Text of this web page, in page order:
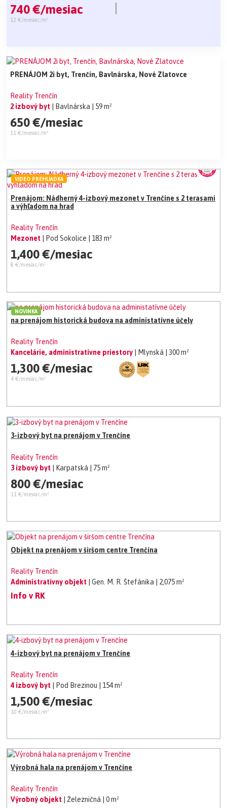
740 €/mesiac
12 €/mesiac/m²
PRENÁJOM 2i byt, Trenčín, Bavlnárska, Nové Zlatovce
Reality Trenčín
2 izbový byt
| Bavlnárska | 59 m²
650 €/mesiac
11 €/mesiac/m²
Prenájom: Nádherný 4-izbový mezonet v Trenčíne s 2 terasami
a výhľadom na hrad
Reality Trenčín
Mezonet
| Pod Sokolice | 183 m²
1,400 €/mesiac
8 €/mesiac/m²
VIDEO PREHLIADKA
na prenájom historická budova na administatívne účely
Reality Trenčín
Kancelárie, administratívne priestory
| Mlynská | 300 m²
1,300 €/mesiac
4 €/mesiac/m²
NOVINKA
3-izbový byt na prenájom v Trenčíne
Reality Trenčín
3 izbový byt
| Karpatská | 75 m²
800 €/mesiac
11 €/mesiac/m²
Objekt na prenájom v širšom centre Trenčína
Reality Trenčín
Administratívny objekt
| Gen. M. R. Štefánika | 2,075 m²
Info v RK
4-izbový byt na prenájom v Trenčíne
Reality Trenčín
4 izbový byt
| Pod Brezinou | 154 m²
1,500 €/mesiac
10 €/mesiac/m²
Výrobná hala na prenájom v Trenčíne
Reality Trenčín
Výrobný objekt
| Železničná | 0 m²